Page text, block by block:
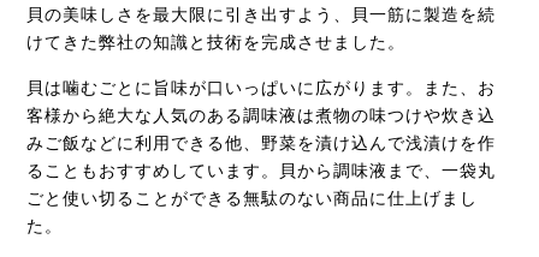
貝の美味しさを最大限に引き出すよう、貝一筋に製造を続
けてきた弊社の知識と技術を完成させました。
貝は噛むごとに旨味が口いっぱいに広がります。また、お
客様から絶大な人気のある調味液は煮物の味つけや炊き込
みご飯などに利用できる他、野菜を漬け込んで浅漬けを作
ることもおすすめしています。貝から調味液まで、一袋丸
ごと使い切ることができる無駄のない商品に仕上げまし
た。